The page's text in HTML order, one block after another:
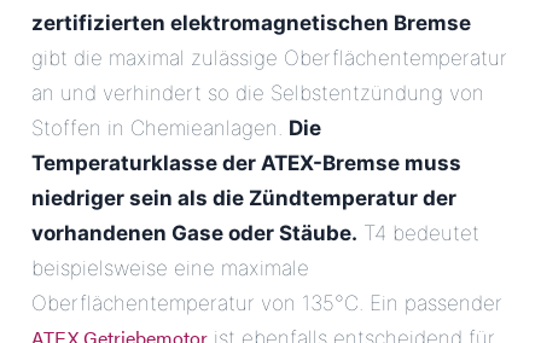
zertifizierten elektromagnetischen Bremse
gibt die maximal zulässige Oberflächentemperatur
an und verhindert so die Selbstentzündung von
Stoffen in Chemieanlagen. Die
Temperaturklasse der ATEX-Bremse muss
niedriger sein als die Zündtemperatur der
vorhandenen Gase oder Stäube. T4 bedeutet
beispielsweise eine maximale
Oberflächentemperatur von 135°C. Ein passender
ist ebenfalls entscheidend für